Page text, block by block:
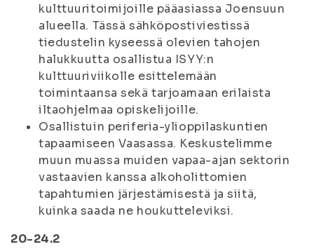
kulttuuritoimijoille pääasiassa Joensuun
alueella. Tässä sähköpostiviestissä
tiedustelin kyseessä olevien tahojen
halukkuutta osallistua ISYY:n
kulttuuriviikolle esittelemään
toimintaansa sekä tarjoamaan erilaista
iltaohjelmaa opiskelijoille.
Osallistuin periferia-ylioppilaskuntien
tapaamiseen Vaasassa. Keskustelimme
muun muassa muiden vapaa-ajan sektorin
vastaavien kanssa alkoholittomien
tapahtumien järjestämisestä ja siitä,
kuinka saada ne houkutteleviksi.
20-24.2